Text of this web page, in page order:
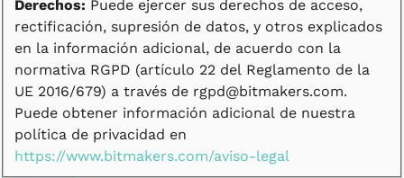
Derechos: Puede ejercer sus derechos de acceso,
rectificación, supresión de datos, y otros explicados
en la información adicional, de acuerdo con la
normativa RGPD (artículo 22 del Reglamento de la
UE 2016/679) a través de rgpd@bitmakers.com.
Puede obtener información adicional de nuestra
política de privacidad en
https://www.bitmakers.com/aviso-legal